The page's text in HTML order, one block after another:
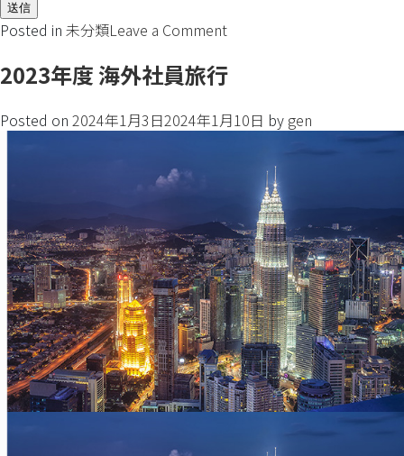
Posted in 未分類Leave a Comment
2023年度 海外社員旅行
Posted on 2024年1月3日2024年1月10日 by gen